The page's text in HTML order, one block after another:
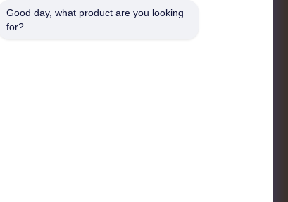
Επικοινωνήστε μαζί μας
Good day, what product are you looking
for?